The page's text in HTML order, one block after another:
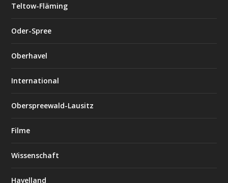
Teltow-Fläming
Oder-Spree
Oberhavel
International
Oberspreewald-Lausitz
Filme
Wissenschaft
Havelland